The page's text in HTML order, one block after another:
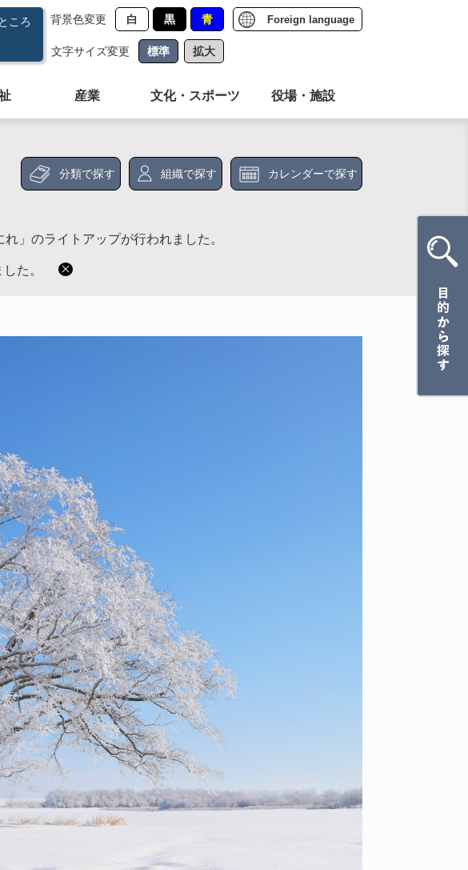
ころ 背景色変更 白 黒 青
文字サイズ変更 標準 拡大
Foreign language
産業 文化・スポーツ 役場・施設
分類で探す 組織で探す カレンダーで探す
」のライトアップが行われました。
た。